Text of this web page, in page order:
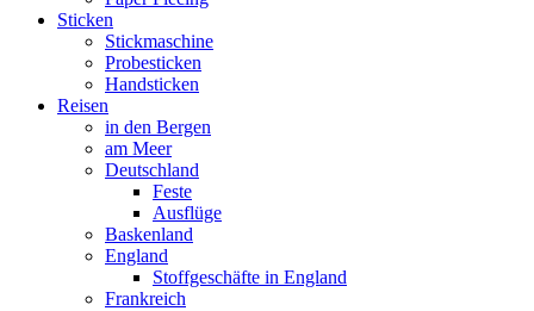
Sticken
Stickmaschine
Probesticken
Handsticken
Reisen
in den Bergen
am Meer
Deutschland
Feste
Ausflüge
Baskenland
England
Stoffgeschäfte in England
Frankreich